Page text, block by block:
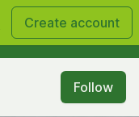
Create account
Follow